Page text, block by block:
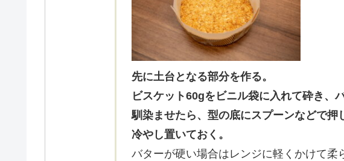
先に土台となる部分を作る。
ビスケット60gをビニル袋に入れて砕き、
馴染ませたら、型の底にスプーンなどで押
冷やし置いておく。
バターが硬い場合はレンジに軽くかけて柔